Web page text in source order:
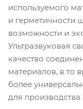
используемого
и герметичности
возможности и
Ультразвуковая
качество
материалов, в то
более
для